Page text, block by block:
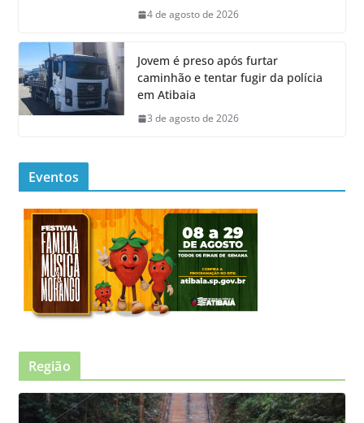
4 de agosto de 2026
Jovem é preso após furtar
caminhão e tentar fugir da polícia
em Atibaia
3 de agosto de 2026
Eventos
Região